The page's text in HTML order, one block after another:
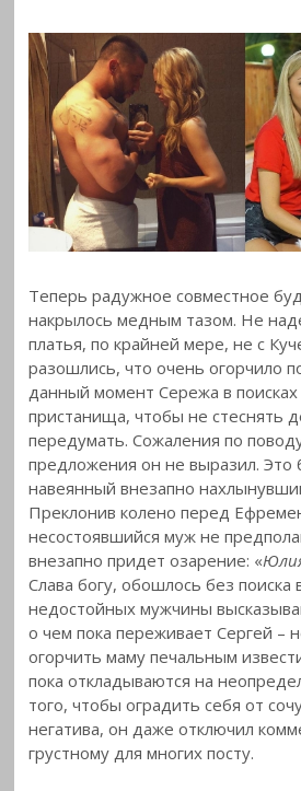
Теперь радужное совместное
накрылось медным тазом. Не
платья, по крайней мере, не с
разошлись, что очень огорчило
данный момент Сережа в
пристанища, чтобы не стеснять
передумать. Сожаления по
предложения он не выразил. Это
навеянный внезапно
Преклонив колено перед
несостоявшийся муж не
внезапно придет озарение: «
Слава богу, обошлось без поиска
недостойных мужчины
о чем пока переживает Сергей –
огорчить маму печальным
пока откладываются на
того, чтобы оградить себя от
негатива, он даже отключил
грустному для многих посту.